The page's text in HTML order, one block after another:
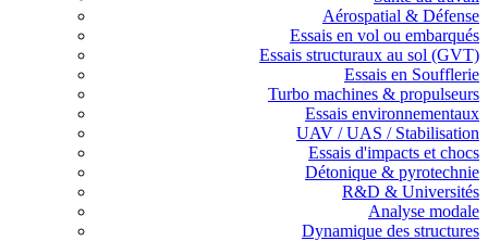
Aérospatial & Défense
Essais en vol ou embarqués
Essais structuraux au sol (GVT)
Essais en Soufflerie
Turbo machines & propulseurs
Essais environnementaux
UAV / UAS / Stabilisation
Essais d'impacts et chocs
Détonique & pyrotechnie
R&D & Universités
Analyse modale
Dynamique des structures